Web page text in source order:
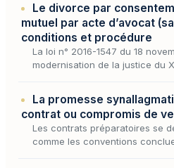
la convention con…
Le divorce par
mutuel par acte d’avocat
conditions et procédure
La loi n° 2016-1547 du 18
modernisation de la justice du
La promesse
contrat ou compromis de
Les contrats préparatoires se
comme les conventions